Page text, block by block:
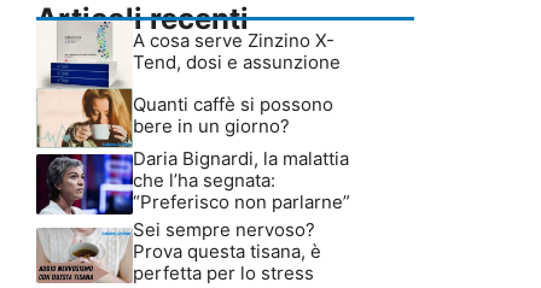
Articoli recenti
A cosa serve Zinzino X-
Tend, dosi e assunzione
Quanti caffè si possono
bere in un giorno?
Daria Bignardi, la malattia
che l’ha segnata:
“Preferisco non parlarne”
Sei sempre nervoso?
Prova questa tisana, è
perfetta per lo stress